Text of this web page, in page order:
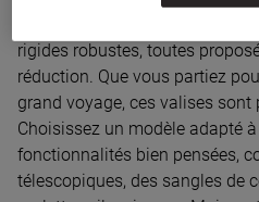
rigides robustes, toutes
réduction. Que vous partiez
grand voyage, ces valises sont
Choisissez un modèle adapté
fonctionnalités bien pensées,
télescopiques, des sangles de